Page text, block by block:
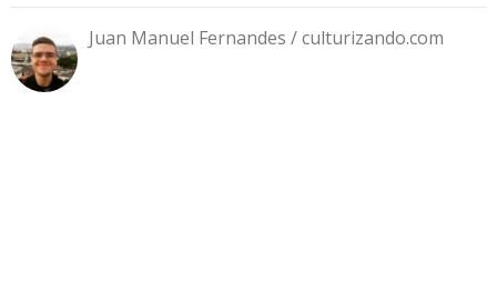
Juan Manuel Fernandes / culturizando.com